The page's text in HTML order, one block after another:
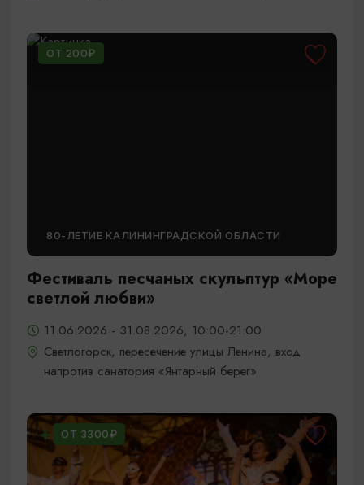
ОТ 200₽
80-ЛЕТИЕ КАЛИНИНГРАДСКОЙ ОБЛАСТИ
Фестиваль песчаных скульптур «Море
светлой любви»
11.06.2026 - 31.08.2026, 10:00-21:00
Светлогорск, пересечение улицы Ленина, вход
напротив санатория «Янтарный берег»
ОТ 3300₽